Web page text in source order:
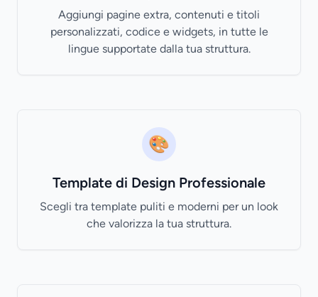
Aggiungi pagine extra, contenuti e titoli
personalizzati, codice e widgets, in tutte le
lingue supportate dalla tua struttura.
🎨
Template di Design Professionale
Scegli tra template puliti e moderni per un look
che valorizza la tua struttura.